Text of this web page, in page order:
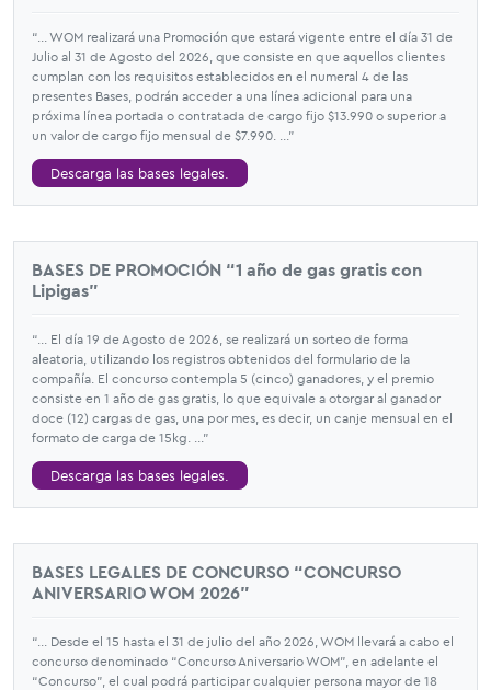
“... WOM realizará una Promoción que estará vigente entre el día 31 de
Julio al 31 de Agosto del 2026, que consiste en que aquellos clientes
cumplan con los requisitos establecidos en el numeral 4 de las
presentes Bases, podrán acceder a una línea adicional para una
próxima línea portada o contratada de cargo fijo $13.990 o superior a
un valor de cargo fijo mensual de $7.990. ...”
Descarga las bases legales.
BASES DE PROMOCIÓN “1 año de gas gratis con
Lipigas”
“... El día 19 de Agosto de 2026, se realizará un sorteo de forma
aleatoria, utilizando los registros obtenidos del formulario de la
compañía. El concurso contempla 5 (cinco) ganadores, y el premio
consiste en 1 año de gas gratis, lo que equivale a otorgar al ganador
doce (12) cargas de gas, una por mes, es decir, un canje mensual en el
formato de carga de 15kg. ...”
Descarga las bases legales.
BASES LEGALES DE CONCURSO “CONCURSO
ANIVERSARIO WOM 2026”
“... Desde el 15 hasta el 31 de julio del año 2026, WOM llevará a cabo el
concurso denominado “Concurso Aniversario WOM”, en adelante el
“Concurso”, el cual podrá participar cualquier persona mayor de 18